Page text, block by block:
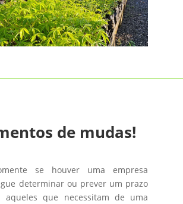
de mudas!
se houver uma empresa
determinar ou prever um prazo
que necessitam de uma